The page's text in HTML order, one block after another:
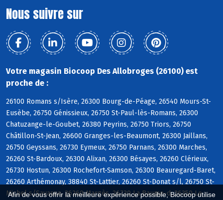
Afin de vous offrir la meilleure expérience possible, Biocoop utilise
Nous suivre sur
Votre magasin Biocoop Des Allobroges (26100) est
proche de :
26100 Romans s/Isère, 26300 Bourg-de-Péage, 26540 Mours-St-
Eusèbe, 26750 Génissieux, 26750 St-Paul-lès-Romans, 26300
Chatuzange-le-Goubet, 26380 Peyrins, 26750 Triors, 26750
Châtillon-St-Jean, 26600 Granges-les-Beaumont, 26300 Jaillans,
26750 Geyssans, 26730 Eymeux, 26750 Parnans, 26300 Marches,
26260 St-Bardoux, 26300 Alixan, 26300 Bésayes, 26260 Clérieux,
26730 Hostun, 26300 Rochefort-Samson, 26300 Beauregard-Baret,
26260 Arthémonay, 38840 St-Lattier, 26260 St-Donat s/l, 26750 St-
Michel s/Savasse, 26260 Margès, 26730 La Baume-d, 26350 Le